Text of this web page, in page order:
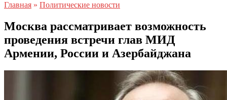
Главная » Политические новости
Москва рассматривает возможность
проведения встречи глав МИД
Армении, России и Азербайджана